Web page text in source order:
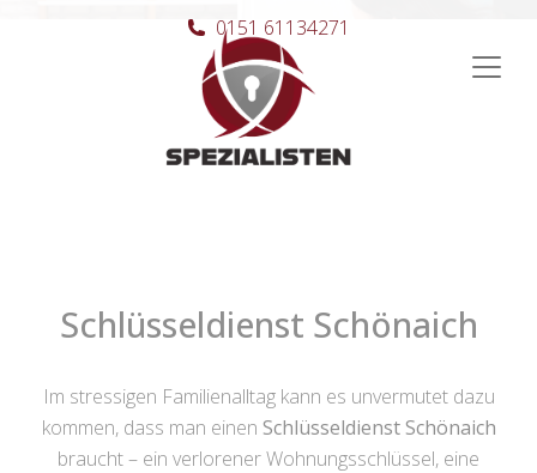
Hauptnavigation
0151 61134271
Schlüsseldienst Schönaich
Im stressigen Familienalltag kann es unvermutet dazu
kommen, dass man einen Schlüsseldienst Schönaich
braucht – ein verlorener Wohnungsschlüssel, eine